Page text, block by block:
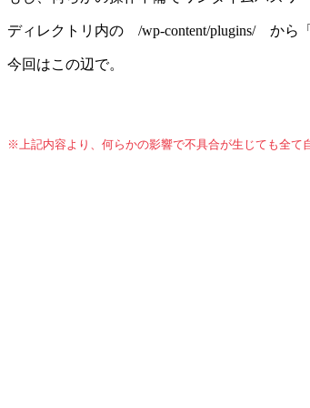
ディレクトリ内の /wp-content/plugins/ から
今回はこの辺で。
※上記内容より、何らかの影響で不具合が生じても全て